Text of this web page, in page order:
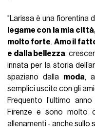
"Larissa è una fiorentina
legame con la mia
molto forte. Amo il
e dalla bellezza:
innata per la storia
spaziano dalla moda,
semplici uscite con gli
Frequento l’ultimo
Firenze e sono molto
allenamenti - anche sullo